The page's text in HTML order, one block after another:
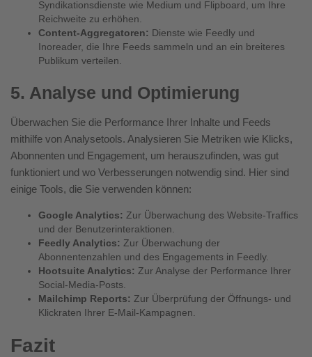
Syndikationsdienste wie Medium und Flipboard, um Ihre
Reichweite zu erhöhen.
Content-Aggregatoren: Dienste wie Feedly und
Inoreader, die Ihre Feeds sammeln und an ein breiteres
Publikum verteilen.
5. Analyse und Optimierung
Überwachen Sie die Performance Ihrer Inhalte und Feeds
mithilfe von Analysetools. Analysieren Sie Metriken wie Klicks,
Abonnenten und Engagement, um herauszufinden, was gut
funktioniert und wo Verbesserungen notwendig sind. Hier sind
einige Tools, die Sie verwenden können:
Google Analytics: Zur Überwachung des Website-Traffics
und der Benutzerinteraktionen.
Feedly Analytics: Zur Überwachung der
Abonnentenzahlen und des Engagements in Feedly.
Hootsuite Analytics: Zur Analyse der Performance Ihrer
Social-Media-Posts.
Mailchimp Reports: Zur Überprüfung der Öffnungs- und
Klickraten Ihrer E-Mail-Kampagnen.
Fazit